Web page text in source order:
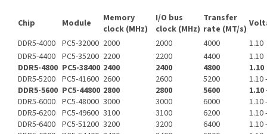
Chip Module
Memory
clock (MHz)
I/O bus
clock (MHz)
Transfer
rate (MT/s)
DDR5-4000 PC5-32000 2000 2000 4000
1.10
DDR5-4400 PC5-35200 2200 2200 4400
1.10
DDR5-4800 PC5-38400 2400 2400 4800
1.10
DDR5-5200 PC5-41600 2600 2600 5200
1.10
DDR5-5600 PC5-44800 2800 2800 5600
1.10
DDR5-6000 PC5-48000 3000 3000 6000
1.10
DDR5-6200 PC5-49600 3100 3100 6200
1.10
DDR5-6400 PC5-51200 3200 3200 6400
1.10